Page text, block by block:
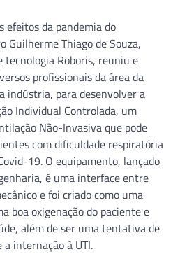
efeitos da pandemia do
Guilherme Thiago de Souza,
tecnologia Roboris, reuniu e
profissionais da área da
indústria, para desenvolver a
Individual Controlada, um
Não-Invasiva que pode
com dificuldade respiratória
19. O equipamento, lançado
é uma interface entre
e foi criado como uma
boa oxigenação do paciente e
além de ser uma tentativa de
internação à UTI.